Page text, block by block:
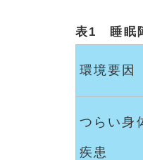
表1 睡眠
環境要因
つらい身
疾患